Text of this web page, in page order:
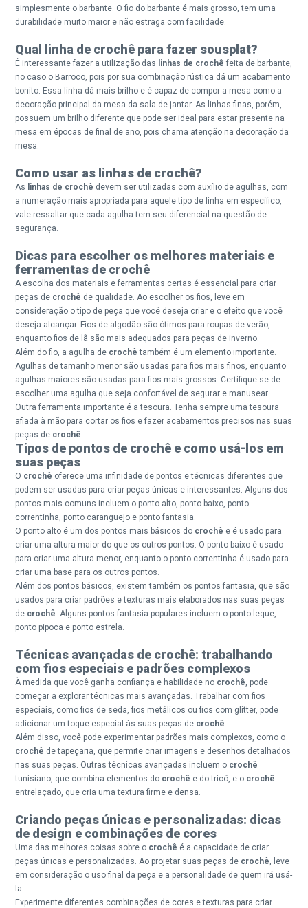
simplesmente o barbante. O fio do barbante é mais grosso, tem uma
durabilidade muito maior e não estraga com facilidade.
Qual linha de crochê para fazer sousplat?
É interessante fazer a utilização das linhas de crochê feita de barbante,
no caso o Barroco, pois por sua combinação rústica dá um acabamento
bonito. Essa linha dá mais brilho e é capaz de compor a mesa como a
decoração principal da mesa da sala de jantar. As linhas finas, porém,
possuem um brilho diferente que pode ser ideal para estar presente na
mesa em épocas de final de ano, pois chama atenção na decoração da
mesa.
Como usar as linhas de crochê?
As linhas de crochê devem ser utilizadas com auxílio de agulhas, com
a numeração mais apropriada para aquele tipo de linha em específico,
vale ressaltar que cada agulha tem seu diferencial na questão de
segurança.
Dicas para escolher os melhores materiais e
ferramentas de crochê
A escolha dos materiais e ferramentas certas é essencial para criar
peças de crochê de qualidade. Ao escolher os fios, leve em
consideração o tipo de peça que você deseja criar e o efeito que você
deseja alcançar. Fios de algodão são ótimos para roupas de verão,
enquanto fios de lã são mais adequados para peças de inverno.
Além do fio, a agulha de crochê também é um elemento importante.
Agulhas de tamanho menor são usadas para fios mais finos, enquanto
agulhas maiores são usadas para fios mais grossos. Certifique-se de
escolher uma agulha que seja confortável de segurar e manusear.
Outra ferramenta importante é a tesoura. Tenha sempre uma tesoura
afiada à mão para cortar os fios e fazer acabamentos precisos nas suas
peças de crochê.
Tipos de pontos de crochê e como usá-los em
suas peças
O crochê oferece uma infinidade de pontos e técnicas diferentes que
podem ser usadas para criar peças únicas e interessantes. Alguns dos
pontos mais comuns incluem o ponto alto, ponto baixo, ponto
correntinha, ponto caranguejo e ponto fantasia.
O ponto alto é um dos pontos mais básicos do crochê e é usado para
criar uma altura maior do que os outros pontos. O ponto baixo é usado
para criar uma altura menor, enquanto o ponto correntinha é usado para
criar uma base para os outros pontos.
Além dos pontos básicos, existem também os pontos fantasia, que são
usados para criar padrões e texturas mais elaborados nas suas peças
de crochê. Alguns pontos fantasia populares incluem o ponto leque,
ponto pipoca e ponto estrela.
Técnicas avançadas de crochê: trabalhando
com fios especiais e padrões complexos
À medida que você ganha confiança e habilidade no crochê, pode
começar a explorar técnicas mais avançadas. Trabalhar com fios
especiais, como fios de seda, fios metálicos ou fios com glitter, pode
adicionar um toque especial às suas peças de crochê.
Além disso, você pode experimentar padrões mais complexos, como o
crochê de tapeçaria, que permite criar imagens e desenhos detalhados
nas suas peças. Outras técnicas avançadas incluem o crochê
tunisiano, que combina elementos do crochê e do tricô, e o crochê
entrelaçado, que cria uma textura firme e densa.
Criando peças únicas e personalizadas: dicas
de design e combinações de cores
Uma das melhores coisas sobre o crochê é a capacidade de criar
peças únicas e personalizadas. Ao projetar suas peças de crochê, leve
em consideração o uso final da peça e a personalidade de quem irá usá-
la.
Experimente diferentes combinações de cores e texturas para criar